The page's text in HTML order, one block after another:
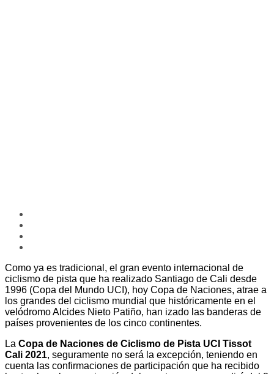
Como ya es tradicional, el gran evento internacional de
ciclismo de pista que ha realizado Santiago de Cali desde
1996 (Copa del Mundo UCI), hoy Copa de Naciones, atrae a
los grandes del ciclismo mundial que históricamente en el
velódromo Alcides Nieto Patiño, han izado las banderas de
países provenientes de los cinco continentes.
La Copa de Naciones de Ciclismo de Pista UCI Tissot
Cali 2021, seguramente no será la excepción, teniendo en
cuenta las confirmaciones de participación que ha recibido